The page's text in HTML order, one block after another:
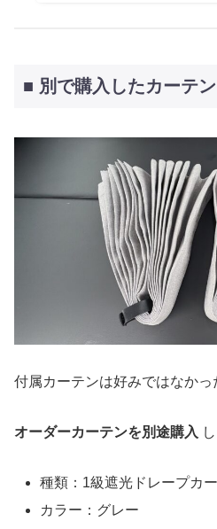
■ 別で購入したカーテン
付属カーテンは好みではなかっ
オーダーカーテンを別途購入
種類：1級遮光ドレープカ
カラー：グレー